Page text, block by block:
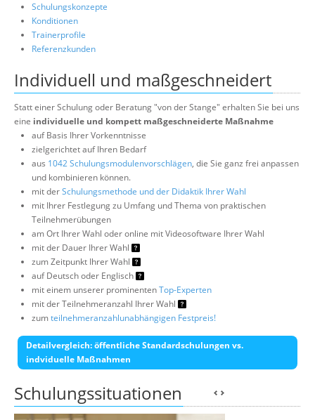
Schulungskonzepte
Konditionen
Trainerprofile
Referenzkunden
Individuell und maßgeschneidert
Statt einer Schulung oder Beratung "von der Stange" erhalten Sie bei uns
eine individuelle und kompett maßgeschneiderte Maßnahme
auf Basis Ihrer Vorkenntnisse
zielgerichtet auf Ihren Bedarf
aus 1042 Schulungsmodulenvorschlägen, die Sie ganz frei anpassen
und kombinieren können.
mit derSchulungsmethode und der Didaktik Ihrer Wahl
mit Ihrer Festlegung zu Umfang und Thema von praktischen
Teilnehmerübungen
am Ort Ihrer Wahl oder online mit Videosoftware Ihrer Wahl
mit der Dauer Ihrer Wahl
zum Zeitpunkt Ihrer Wahl
auf Deutsch oder Englisch
mit einem unserer prominentenTop-Experten
mit der Teilnehmeranzahl Ihrer Wahl
zumteilnehmeranzahlunabhängigen Festpreis!
Detailvergleich: öffentliche Standardschulungen vs.
indviduelle Maßnahmen
Schulungssituationen